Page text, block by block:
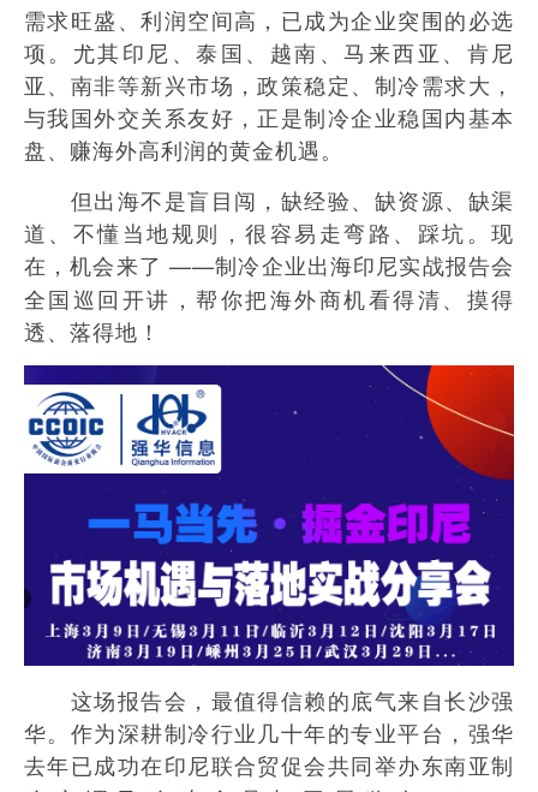
需求旺盛、利润空间高，已成为企业突围的必选
项。尤其印尼、泰国、越南、马来西亚、肯尼
亚、南非等新兴市场，政策稳定、制冷需求大，
与我国外交关系友好，正是制冷企业稳国内基本
盘、赚海外高利润的黄金机遇。
但出海不是盲目闯，缺经验、缺资源、缺渠
道、不懂当地规则，很容易走弯路、踩坑。现
在，机会来了 ——制冷企业出海印尼实战报告会
全国巡回开讲，帮你把海外商机看得清、摸得
透、落得地！
这场报告会，最值得信赖的底气来自长沙强
华。作为深耕制冷行业几十年的专业平台，强华
去年已成功在印尼联合贸促会共同举办东南亚制